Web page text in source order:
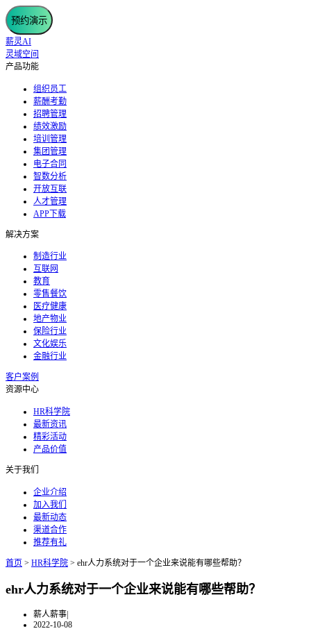
预约演示
薪灵AI
灵域空间
产品功能
组织员工
薪酬考勤
招聘管理
绩效激励
培训管理
集团管理
电子合同
智数分析
开放互联
人才管理
APP下载
解决方案
制造行业
互联网
教育
零售餐饮
医疗健康
地产物业
保险行业
文化娱乐
金融行业
客户案例
资源中心
HR科学院
最新资讯
精彩活动
产品价值
关于我们
企业介绍
加入我们
最新动态
渠道合作
推荐有礼
首页 > HR科学院 > ehr人力系统对于一个企业来说能有哪些帮助？
ehr人力系统对于一个企业来说能有哪些帮助？
薪人薪事|
2022-10-08